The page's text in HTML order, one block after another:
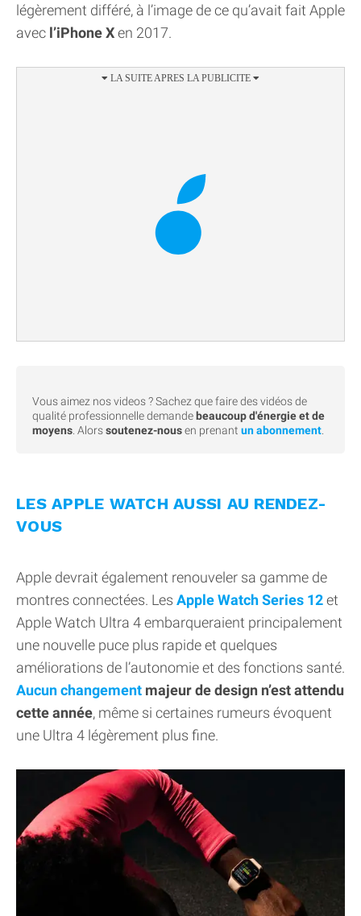
légèrement différé, à l’image de ce qu’avait fait Apple
avec l’iPhone Xen 2017.
Vous aimez nos videos ? Sachez que faire des vidéos de
qualité professionnelle demande beaucoup d'énergie et de
moyens . Alorssoutenez-nousen prenant un abonnement
LES APPLE WATCH AUSSI AU RENDEZ-
VOUS
Apple devrait également renouveler sa gamme de
montres connectées. Les Apple Watch Series 12et
Apple Watch Ultra 4 embarqueraient principalement
une nouvelle puce plus rapide et quelques
améliorations de l’autonomie et des fonctions santé.
Aucun changement majeur de design n’est attendu
cette année, même si certaines rumeurs évoquent
une Ultra 4 légèrement plus fine.